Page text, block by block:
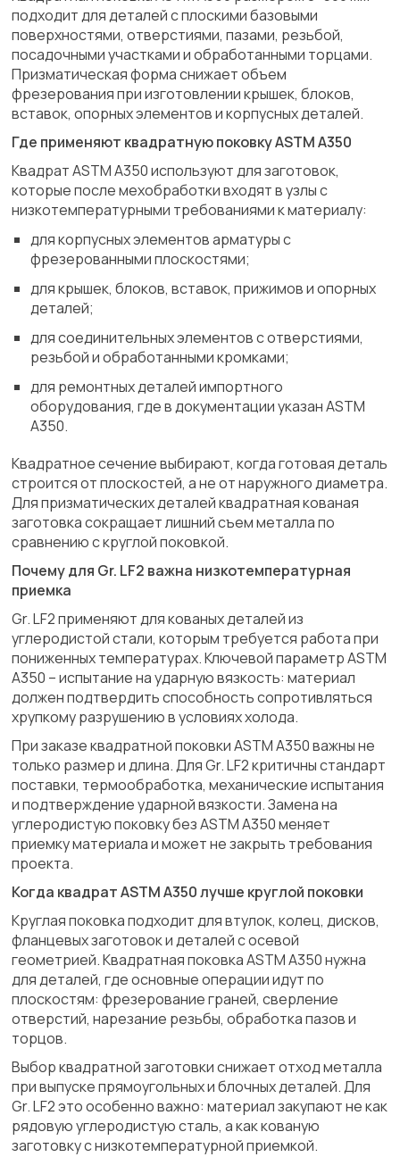
подходит для деталей с плоскими базовыми
поверхностями, отверстиями, пазами, резьбой,
посадочными участками и обработанными торцами.
Призматическая форма снижает объем
фрезерования при изготовлении крышек, блоков,
вставок, опорных элементов и корпусных деталей.
Где применяют квадратную поковку ASTM A350
Квадрат ASTM A350 используют для заготовок,
которые после мехобработки входят в узлы с
низкотемпературными требованиями к материалу:
для корпусных элементов арматуры с
фрезерованными плоскостями;
для крышек, блоков, вставок, прижимов и опорных
деталей;
для соединительных элементов с отверстиями,
резьбой и обработанными кромками;
для ремонтных деталей импортного
оборудования, где в документации указан ASTM
A350.
Квадратное сечение выбирают, когда готовая деталь
строится от плоскостей, а не от наружного диаметра.
Для призматических деталей квадратная кованая
заготовка сокращает лишний съем металла по
сравнению с круглой поковкой.
Почему для Gr. LF2 важна низкотемпературная
приемка
Gr. LF2 применяют для кованых деталей из
углеродистой стали, которым требуется работа при
пониженных температурах. Ключевой параметр ASTM
A350 – испытание на ударную вязкость: материал
должен подтвердить способность сопротивляться
хрупкому разрушению в условиях холода.
При заказе квадратной поковки ASTM A350 важны не
только размер и длина. Для Gr. LF2 критичны стандарт
поставки, термообработка, механические испытания
и подтверждение ударной вязкости. Замена на
углеродистую поковку без ASTM A350 меняет
приемку материала и может не закрыть требования
проекта.
Когда квадрат ASTM A350 лучше круглой поковки
Круглая поковка подходит для втулок, колец, дисков,
фланцевых заготовок и деталей с осевой
геометрией. Квадратная поковка ASTM A350 нужна
для деталей, где основные операции идут по
плоскостям: фрезерование граней, сверление
отверстий, нарезание резьбы, обработка пазов и
торцов.
Выбор квадратной заготовки снижает отход металла
при выпуске прямоугольных и блочных деталей. Для
Gr. LF2 это особенно важно: материал закупают не как
рядовую углеродистую сталь, а как кованую
заготовку с низкотемпературной приемкой.